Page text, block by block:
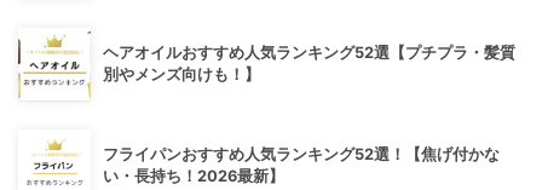
ヘアオイルおすすめ人気ランキング52選【プチプラ・髪質
別やメンズ向けも！】
フライパンおすすめ人気ランキング52選！【焦げ付かな
い・長持ち！2026最新】